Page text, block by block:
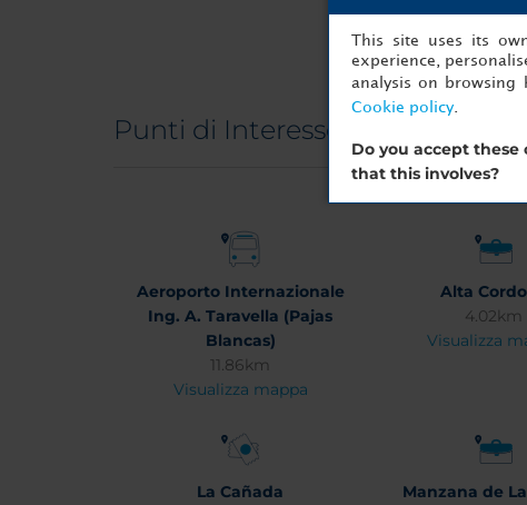
Punti di Interesse
Aeroporto Internazionale
Ing. A. Taravella (Pajas
Blancas)
11.86km
Visualizza mappa
Alta
4.02km
Visualizza
La Cañada
Manzana de
This site uses its
experience,
analysis on browsing
Cookie policy.
Do you accept these
that this involves?